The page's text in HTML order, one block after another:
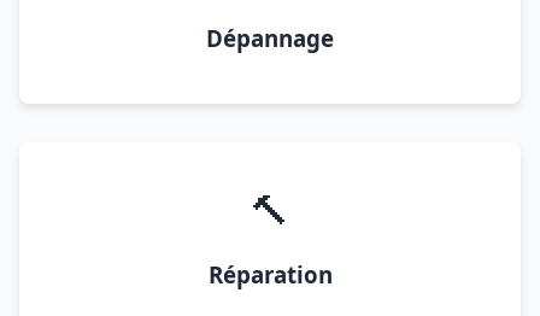
Dépannage
🔨
Réparation